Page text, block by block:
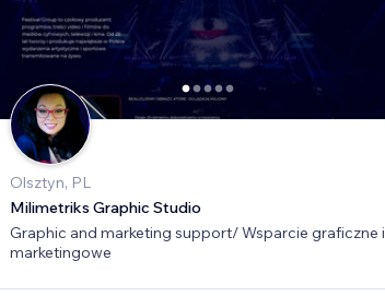
Olsztyn, PL
Milimetriks Graphic Studio
Graphic and marketing support/ Wsparcie graficzne i
marketingowe